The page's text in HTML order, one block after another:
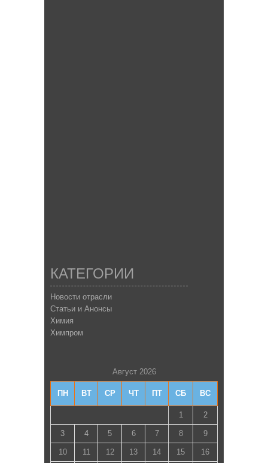
КАТЕГОРИИ
Новости отрасли
Статьи и Анонсы
Химия
Химпром
Август 2026
ПН ВТ СР ЧТ ПТ СБ ВС
1 2
3 4 5 6 7 8 9
10 11 12 13 14 15 16